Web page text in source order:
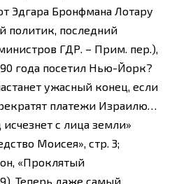
Эдгара Бронфмана Лотару
политик, последний
ГДР. – Прим. пер.),
года посетил Нью-Йорк?
ужасный конец, если
платежи Израилю…
с лица земли»
Моисея», стр. 3;
«Проклятый
Теперь даже самый